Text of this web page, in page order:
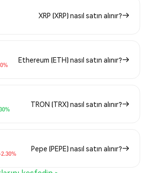
XRP (XRP) nasıl satın alınır?
Ethereum (ETH) nasıl satın alınır?
TRON (TRX) nasıl satın alınır?
Pepe (PEPE) nasıl satın alınır?